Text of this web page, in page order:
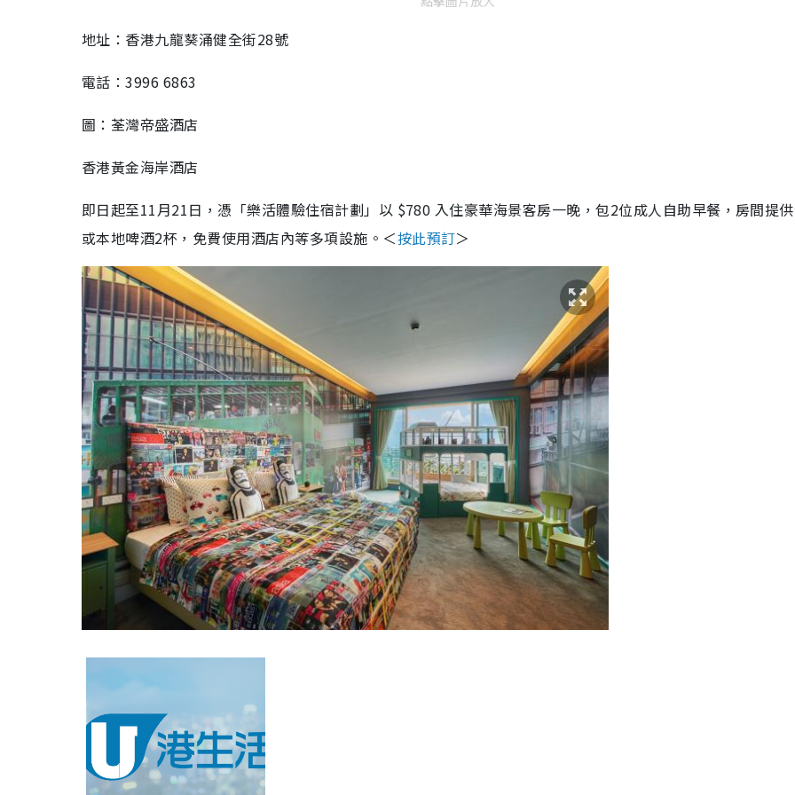
地址：香港九龍葵涌健全街28號
電話：3996 6863
圖：荃灣帝盛酒店
香港黃金海岸酒店
即日起至11月21日，憑「樂活體驗住宿計劃」以 $780 入住豪華海景客房一晚，包2位成人自助早餐，房間提
或本地啤酒2杯，免費使用酒店內等多項設施。＜按此預訂＞